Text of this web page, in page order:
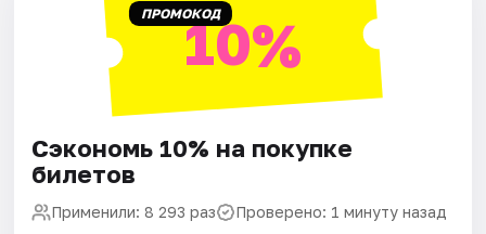
ПРОМОКОД10%
Сэкономь 10% на покупке
билетов
Применили: 8 293 раз Проверено: 1 минуту назад